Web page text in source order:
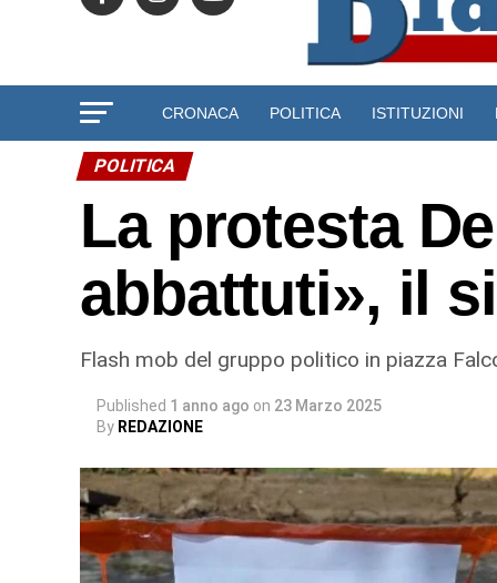
CRONACA POLITICA ISTITUZIONI
POLITICA
La protesta
abbattuti», il
Flash mob del gruppo politico in piazza
Published 1 anno ago on 23 Marzo 2025
By REDAZIONE